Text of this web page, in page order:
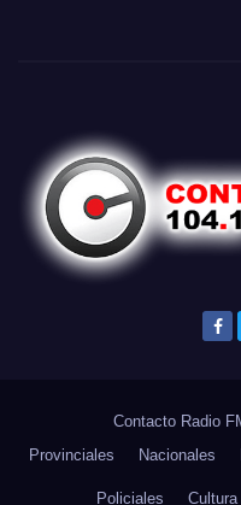
Contacto Radio
Provinciales
Nacionales
Policiales Cultura